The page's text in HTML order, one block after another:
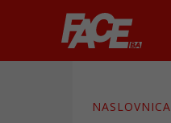
NASLOVNICA